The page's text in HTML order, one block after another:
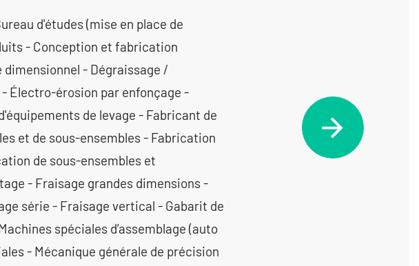
de contrôle/ Maquette de contrôle - Gravure - Machines spéciales d’assemblage (auto / semi-auto) - Maintenance machines spéciales - Mécanique générale de précision - Mécano soudure - Métrologie avec contact (palpage) - Usage interne - Montage d’usinages - Perçage - Rectification plane - Sablage - Taraudage - Tournage 2 axes - Tournage 3 axes - Tournage 4 axes - Tournage multifonctions - Tournage Ø 401 mm à 1000 mm - Tournage Ø de 20 à 200 mm - Tournage Ø de 201 à 400 mm -